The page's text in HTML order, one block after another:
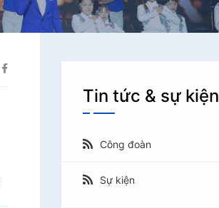
Tin tức & sự kiện
Công đoàn
Sự kiện